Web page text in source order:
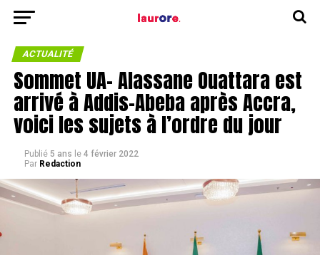
ACTUALITÉ
Sommet UA- Alassane Ouattara est
arrivé à Addis-Abeba après Accra,
voici les sujets à l’ordre du jour
Publié 5 ans le 4 février 2022
Par Redaction